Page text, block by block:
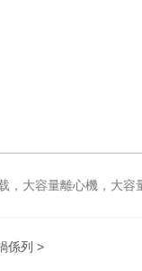
離心機，生化、光照、振蕩培養箱，磁力攪拌器
係列 >